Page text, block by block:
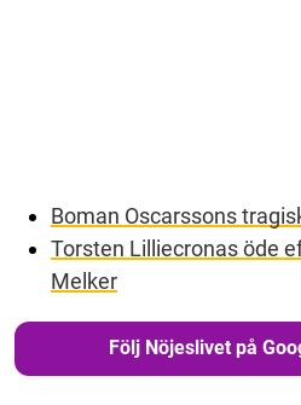
Boman Oscarssons
Torsten Lilliecronas öde
Melker
Följ Nöjeslivet på